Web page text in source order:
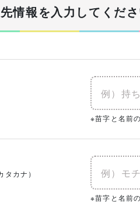
情報を入力してくださ
※苗字と名前
タカナ）
※苗字と名前